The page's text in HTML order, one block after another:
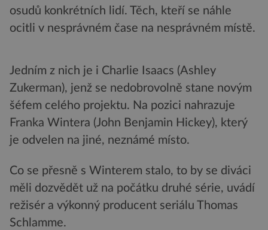
osudů konkrétních lidí. Těch, kteří se náhle
ocitli v nesprávném čase na nesprávném místě.
Jedním z nich je i Charlie Isaacs (Ashley
Zukerman), jenž se nedobrovolně stane novým
šéfem celého projektu. Na pozici nahrazuje
Franka Wintera (John Benjamin Hickey), který
je odvelen na jiné, neznámé místo.
Co se přesně s Winterem stalo, to by se diváci
měli dozvědět už na počátku druhé série, uvádí
režisér a výkonný producent seriálu Thomas
Schlamme.